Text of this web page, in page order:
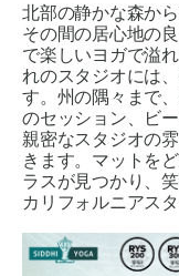
北部の静かな森か
その間の居心地の
で楽しいヨガで溢
れのスタジオには
す。州の隅々まで
のセッション、ビ
親密なスタジオの
きます。マットを
ラスが見つかり、
カリフォルニアス